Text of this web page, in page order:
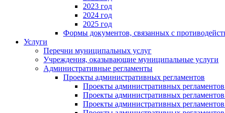
2023 год
2024 год
2025 год
Формы документов, связанных с
Услуги
Перечни муниципальных услуг
Учреждения, оказывающие муниципальные услуги
Административные регламенты
Проекты административных регламентов
Проекты административных регламентов
Проекты административных регламентов
Проекты административных регламентов